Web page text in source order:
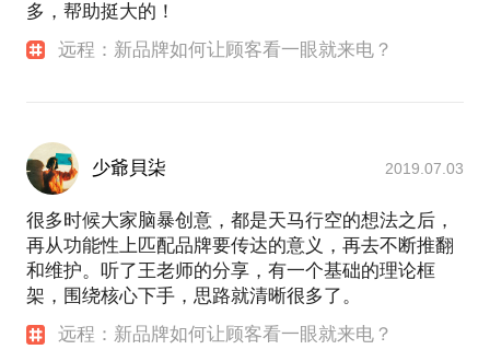
多，帮助挺大的！
远程：新品牌如何让顾客看一眼就来电？
少爺貝柒 2019.07.03
很多时候大家脑暴创意，都是天马行空的想法之后，
再从功能性上匹配品牌要传达的意义，再去不断推翻
和维护。听了王老师的分享，有一个基础的理论框
架，围绕核心下手，思路就清晰很多了。
远程：新品牌如何让顾客看一眼就来电？